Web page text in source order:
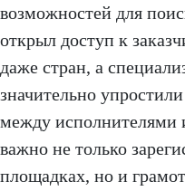
возможностей для
открыл доступ к
даже стран, а
значительно
между исполнителями
важно не только
площадках, но и